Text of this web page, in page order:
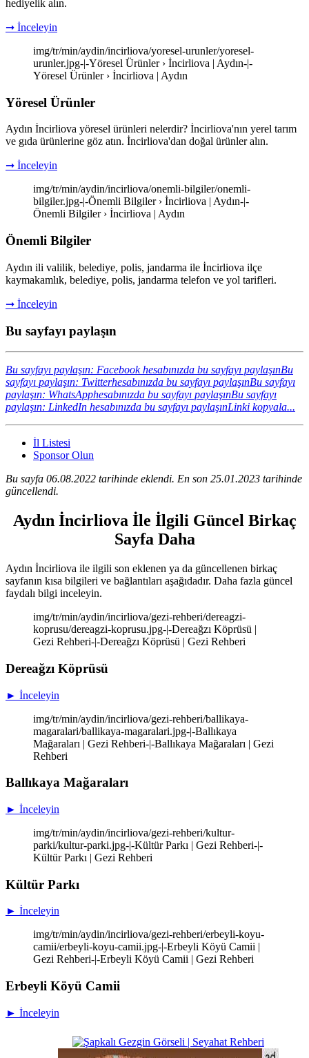
hediyelik alın.
➞ İnceleyin
img/tr/min/aydin/incirliova/yoresel-urunler/yoresel-
urunler.jpg-|-Yöresel Ürünler › İncirliova | Aydın-|-
Yöresel Ürünler › İncirliova | Aydın
Yöresel Ürünler
Aydın İncirliova yöresel ürünleri nelerdir? İncirliova'nın yerel tarım
ve gıda ürünlerine göz atın. İncirliova'dan doğal ürünler alın.
➞ İnceleyin
img/tr/min/aydin/incirliova/onemli-bilgiler/onemli-
bilgiler.jpg-|-Önemli Bilgiler › İncirliova | Aydın-|-
Önemli Bilgiler › İncirliova | Aydın
Önemli Bilgiler
Aydın ili valilik, belediye, polis, jandarma ile İncirliova ilçe
kaymakamlık, belediye, polis, jandarma telefon ve yol tarifleri.
➞ İnceleyin
Bu sayfayı paylaşın
Bu sayfayı paylaşın: Facebook hesabınızda bu sayfayı paylaşınBu
sayfayı paylaşın: Twitterhesabınızda bu sayfayı paylaşınBu sayfayı
paylaşın: WhatsApphesabınızda bu sayfayı paylaşınBu sayfayı
paylaşın: LinkedIn hesabınızda bu sayfayı paylaşınLinki kopyala...
İl Listesi
Sponsor Olun
Bu sayfa 06.08.2022 tarihinde eklendi. En son 25.01.2023 tarihinde
güncellendi.
Aydın İncirliova İle İlgili Güncel Birkaç
Sayfa Daha
Aydın İncirliova ile ilgili son eklenen ya da güncellenen birkaç
sayfanın kısa bilgileri ve bağlantıları aşağıdadır. Daha fazla güncel
faydalı bilgi inceleyin.
img/tr/min/aydin/incirliova/gezi-rehberi/dereagzi-
koprusu/dereagzi-koprusu.jpg-|-Dereağzı Köprüsü |
Gezi Rehberi-|-Dereağzı Köprüsü | Gezi Rehberi
Dereağzı Köprüsü
► İnceleyin
img/tr/min/aydin/incirliova/gezi-rehberi/ballikaya-
magaralari/ballikaya-magaralari.jpg-|-Ballıkaya
Mağaraları | Gezi Rehberi-|-Ballıkaya Mağaraları | Gezi
Rehberi
Ballıkaya Mağaraları
► İnceleyin
img/tr/min/aydin/incirliova/gezi-rehberi/kultur-
parki/kultur-parki.jpg-|-Kültür Parkı | Gezi Rehberi-|-
Kültür Parkı | Gezi Rehberi
Kültür Parkı
► İnceleyin
img/tr/min/aydin/incirliova/gezi-rehberi/erbeyli-koyu-
camii/erbeyli-koyu-camii.jpg-|-Erbeyli Köyü Camii |
Gezi Rehberi-|-Erbeyli Köyü Camii | Gezi Rehberi
Erbeyli Köyü Camii
► İnceleyin